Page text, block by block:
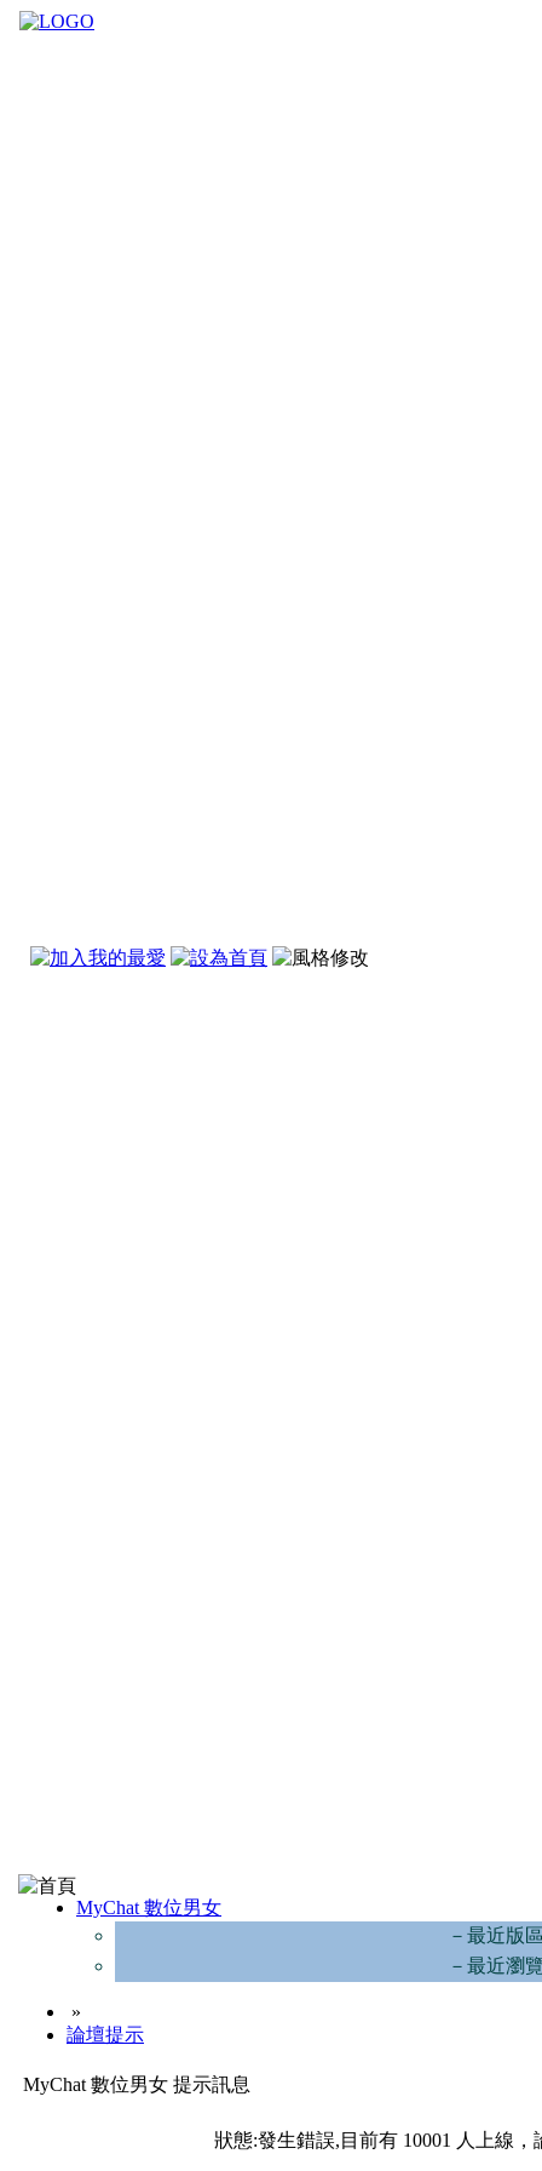
MyChat 數位男女
－最近版
－最近瀏
»
論壇提示
MyChat 數位男女 提示訊息
狀態:發生錯誤,目前有 10001 人上線